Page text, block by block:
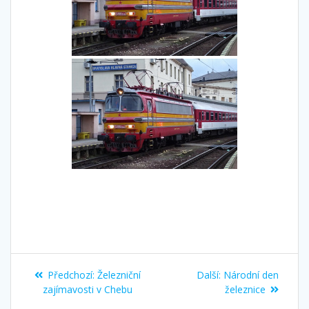
Navigace
pro
Předchozí: Předchozí
příspěvek:
Železniční
zajímavosti v Chebu
Další: Další
příspěvek:
Národní den
železnice